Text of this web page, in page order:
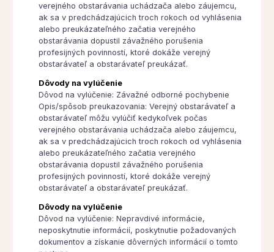
verejného obstarávania uchádzača alebo záujemcu,
ak sa v predchádzajúcich troch rokoch od vyhlásenia
alebo preukázateľného začatia verejného
obstarávania dopustil závažného porušenia
profesijných povinností, ktoré dokáže verejný
obstarávateľ a obstarávateľ preukázať.
Dôvody na vylúčenie
Dôvod na vylúčenie: Závažné odborné pochybenie
Opis/spôsob preukazovania: Verejný obstarávateľ a
obstarávateľ môžu vylúčiť kedykoľvek počas
verejného obstarávania uchádzača alebo záujemcu,
ak sa v predchádzajúcich troch rokoch od vyhlásenia
alebo preukázateľného začatia verejného
obstarávania dopustil závažného porušenia
profesijných povinností, ktoré dokáže verejný
obstarávateľ a obstarávateľ preukázať.
Dôvody na vylúčenie
Dôvod na vylúčenie: Nepravdivé informácie,
neposkytnutie informácií, poskytnutie požadovaných
dokumentov a získanie dôverných informácií o tomto